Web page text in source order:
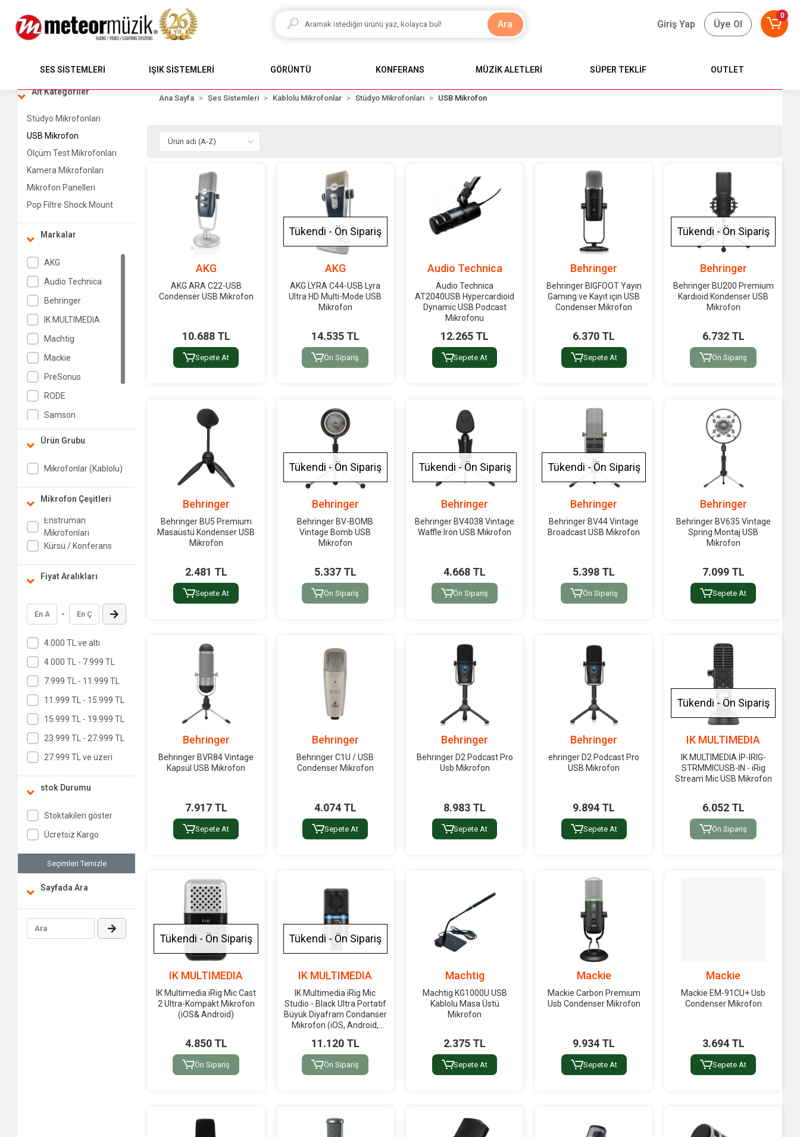
Ara Giriş Yap Üye Ol
0
SES SİSTEMLERİ IŞIK SİSTEMLERİ GÖRÜNTÜ KONFERANS MÜZİK ALETLERİ SÜPER TEKLİF OUTLET
Alt Kategoriler
Stüdyo Mikrofonları
USB Mikrofon
Ölçüm Test Mikrofonları
Kamera Mikrofonları
Mikrofon Panelleri
Pop Filtre Shock Mount
Markalar
AKG
Audio Technica
Behringer
IK MULTIMEDIA
Machtig
Mackie
PreSonus
RODE
Samson
Shure
Ürün Grubu
Mikrofonlar (Kablolu)
Mikrofon Çeşitleri
Enstrüman
Mikrofonları
Kürsü / Konferans
Fiyat Aralıkları
-
4.000 TL ve altı
4.000 TL - 7.999 TL
7.999 TL - 11.999 TL
11.999 TL - 15.999 TL
15.999 TL - 19.999 TL
23.999 TL - 27.999 TL
27.999 TL ve üzeri
stok Durumu
Stoktakileri göster
Ücretsiz Kargo
Seçimleri Temizle
Sayfada Ara
Ana Sayfa Ses Sistemleri Kablolu Mikrofonlar Stüdyo Mikrofonları USB Mikrofon
AKG
AKG ARA C22-USB
Condenser USB Mikrofon
10.688 TL
Sepete At
Tükendi - Ön Sipariş
AKG
AKG LYRA C44-USB Lyra
Ultra HD Multi-Mode USB
Mikrofon
14.535 TL
Ön Sipariş
Audio Technica
Audio Technica
AT2040USB Hypercardioid
Dynamic USB Podcast
Mikrofonu
12.265 TL
Sepete At
Behringer
Behringer BIGFOOT Yayın
Gaming ve Kayıt için USB
Condenser Mikrofon
6.370 TL
Sepete At
Tükendi - Ön Sipariş
Behringer
Behringer BU200 Premium
Kardioid Kondenser USB
Mikrofon
6.732 TL
Ön Sipariş
Behringer
Behringer BU5 Premium
Masaüstü Kondenser USB
Mikrofon
2.481 TL
Sepete At
Tükendi - Ön Sipariş
Behringer
Behringer BV-BOMB
Vintage Bomb USB
Mikrofon
5.337 TL
Ön Sipariş
Tükendi - Ön Sipariş
Behringer
Behringer BV4038 Vintage
Waffle Iron USB Mikrofon
4.668 TL
Ön Sipariş
Tükendi - Ön Sipariş
Behringer
Behringer BV44 Vintage
Broadcast USB Mikrofon
5.398 TL
Ön Sipariş
Behringer
Behringer BV635 Vintage
Spring Montaj USB
Mikrofon
7.099 TL
Sepete At
Behringer
Behringer BVR84 Vintage
Kapsül USB Mikrofon
7.917 TL
Sepete At
Behringer
Behringer C1U / USB
Condenser Mikrofon
4.074 TL
Sepete At
Behringer
Behringer D2 Podcast Pro
Usb Mikrofon
8.983 TL
Sepete At
Behringer
ehringer D2 Podcast Pro
USB Mikrofon
9.894 TL
Sepete At
Tükendi - Ön Sipariş
IK MULTIMEDIA
IK MULTIMEDIA IP-IRIG-
STRMMICUSB-IN - iRig
Stream Mic USB Mikrofon
6.052 TL
Ön Sipariş
Tükendi - Ön Sipariş
IK MULTIMEDIA
IK Multimedia iRig Mic Cast
2 Ultra-Kompakt Mikrofon
(iOS& Android)
4.850 TL
Ön Sipariş
Tükendi - Ön Sipariş
IK MULTIMEDIA
IK Multimedia iRig Mic
Studio - Black Ultra Portatif
Büyük Diyafram Condanser
Mikrofon (iOS, Android,
11.120 TL
Ön Sipariş
Machtig
Machtig KG1000U USB
Kablolu Masa Üstü
Mikrofon
2.375 TL
Sepete At
Mackie
Mackie Carbon Premium
Usb Condenser Mikrofon
9.934 TL
Sepete At
Mackie
Mackie EM-91CU+ Usb
Condenser Mikrofon
3.694 TL
Sepete At